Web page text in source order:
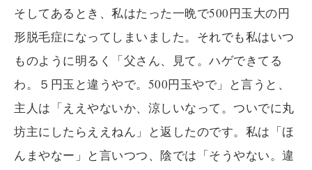
そしてあるとき、私はたった一晩で500円玉大の円
形脱毛症になってしまいました。それでも私はいつ
ものように明るく「父さん、見て。ハゲできてる
わ。５円玉と違うやで。500円玉やで」と言うと、
主人は「ええやないか、涼しいなって。ついでに丸
坊主にしたらええねん」と返したのです。私は「ほ
んまやなー」と言いつつ、陰では「そうやない。違